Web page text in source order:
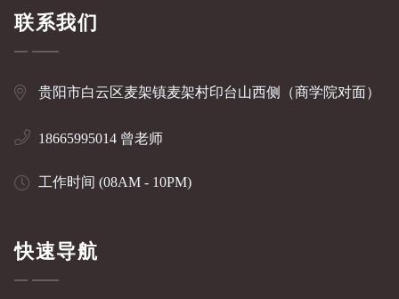
联系我们
贵阳市白云区麦架镇麦架村印台山西侧（商学院对面）
18665995014 曾老师
工作时间 (08AM - 10PM)
快速导航